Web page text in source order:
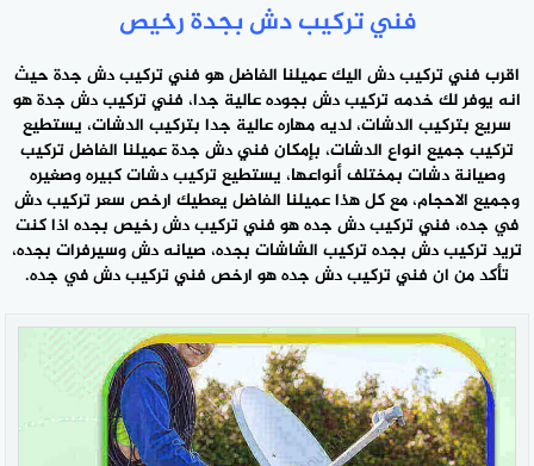
فني تركيب دش بجدة رخيص
اقرب فني تركيب دش اليك عميلنا الفاضل هو فنيتركيب دش جدة حيث
انه يوفر لك خدمه تركيب دش بجوده عالية جدا، فني تركيب دش جدة هو
سريع بتركيب الدشات، لديه مهاره عالية جدا بتركيب الدشات، يستطيع
تركيب جميع انواع الدشات، بإمكان فني دش جدة عميلنا الفاضل تركيب
وصيانة دشات بمختلف أنواعها، يستطيع تركيب دشات كبيره وصغيره
وجميع الاحجام، مع كل هذا عميلنا الفاضل يعطيك ارخص سعر تركيب دش
في جده، فني تركيب دش جده هو فني تركيب دش رخيص بجده اذا كنت
تريد تركيب دش بجده تركيب الشاشات بجده، صيانه دش وسيرفرات بجده،
تأكد من ان فني تركيب دش جده هو ارخص فني تركيب دشفي جده.